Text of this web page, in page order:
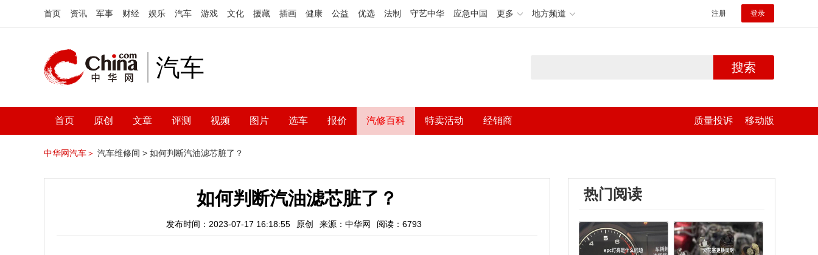
首页 资讯 军事 财经 娱乐 汽车 游戏 文化 援藏 插画 健康 公益 优选 法制 守艺中华 应急中国 更多 地方频道 注册 登录
汽车 搜索
首页 原创 文章 评测 视频 图片 选车 报价 汽修百科 特卖活动 经销商 质量投诉 移动版
中华网汽车＞ 汽车维修间 > 如何判断汽油滤芯脏了？
如何判断汽油滤芯脏了？
发布时间：2023-07-17 16:18:55 原创 来源：中华网 阅读：6793
热门阅读